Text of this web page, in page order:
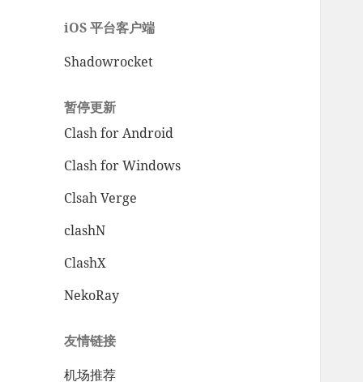
iOS 平台客户端
Shadowrocket
暂停更新
Clash for Android
Clash for Windows
Clsah Verge
clashN
ClashX
NekoRay
友情链接
机场推荐